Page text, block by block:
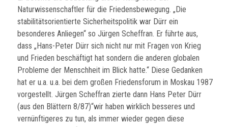
Naturwissenschaftler für die Friedensbewegung. „Die
stabilitätsorientierte Sicherheitspolitik war Dürr ein
besonderes Anliegen“ so Jürgen Scheffran. Er führte aus,
dass „Hans-Peter Dürr sich nicht nur mit Fragen von Krieg
und Frieden beschäftigt hat sondern die anderen globalen
Probleme der Menschheit im Blick hatte.“ Diese Gedanken
hat er u.a. u.a. bei dem großen Friedensforum in Moskau 1987
vorgestellt. Jürgen Scheffran zierte dann Hans Peter Dürr
(aus den Blättern 8/87)“wir haben wirklich besseres und
vernünftigeres zu tun, als immer wieder gegen diese